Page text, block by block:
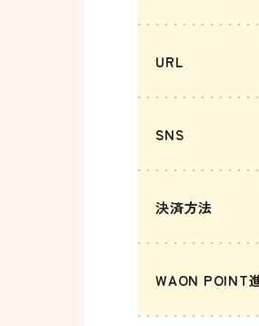
URL
SNS
決済方法
WAON POINT